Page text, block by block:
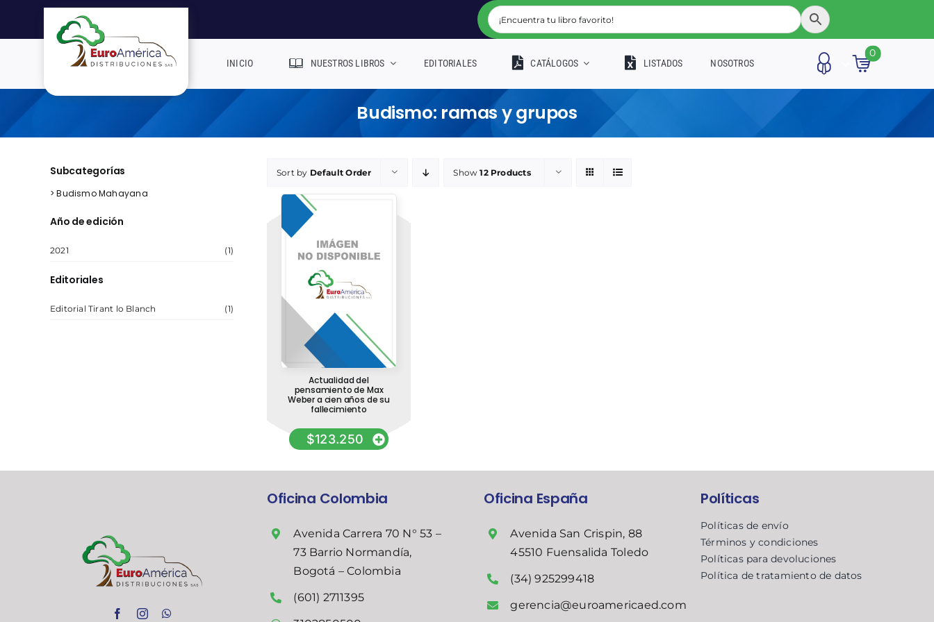
contenido
INICIO NUESTROS LIBROS EDITORIALES CATÁLOGOS LISTADOS NOSOTROS
0
Budismo: ramas y grupos
Subcategorías
> Budismo Mahayana
Año de edición
2021 (1)
Editoriales
Editorial Tirant lo Blanch (1)
Sort by Default Order Show12 Products
Actualidad del
pensamiento de Max
Weber a cien años de su
fallecimiento
$123.250
Oficina Colombia
Avenida Carrera 70 N° 53 –
73 Barrio Normandía,
Bogotá – Colombia
(601) 2711395
Oficina España
Avenida San Crispin, 88
45510 Fuensalida Toledo
(34) 925299418
gerencia@euroamericaed.com
Políticas
Políticas de envío
Términos y condiciones
Políticas para devoluciones
Política de tratamiento de datos